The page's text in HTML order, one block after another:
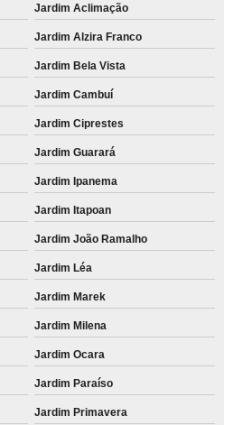
Jardim Aclimação
Jardim Alzira Franco
Jardim Bela Vista
Jardim Cambuí
Jardim Ciprestes
Jardim Guarará
Jardim Ipanema
Jardim Itapoan
Jardim João Ramalho
Jardim Léa
Jardim Marek
Jardim Milena
Jardim Ocara
Jardim Paraíso
Jardim Primavera